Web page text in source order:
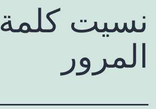
نسيت كلمة
المرور